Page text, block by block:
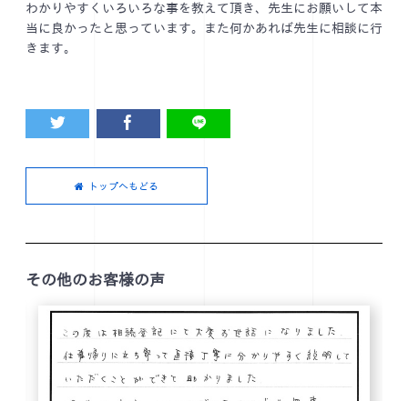
わかりやすくいろいろな事を教えて頂き、先生にお願いして本
当に良かったと思っています。また何かあれば先生に相談に行
きます。
トップへもどる
その他のお客様の声